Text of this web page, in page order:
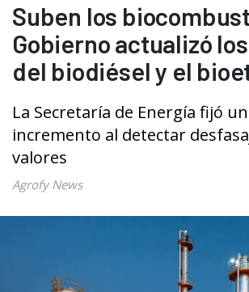
Suben los
Gobierno actualizó
del biodiésel y el
La Secretaría de Energía fijó
incremento al detectar
valores
Agrofy News